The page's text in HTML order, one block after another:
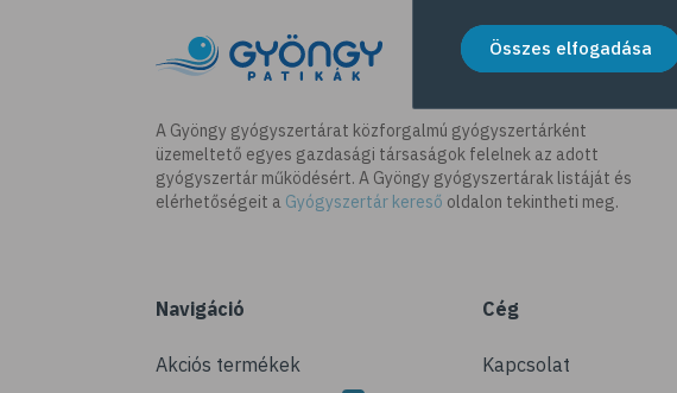
A Gyöngy gyógyszertárat közforgalmú gyógyszertárként
üzemeltető egyes gazdasági társaságok felelnek az adott
gyógyszertár működésért. A Gyöngy gyógyszertárak listáját és
elérhetőségeit a Gyógyszertár kereső oldalon tekintheti meg.
Navigáció
Akciós termékek
Cég
Kapcsolat
Összes elfogadása